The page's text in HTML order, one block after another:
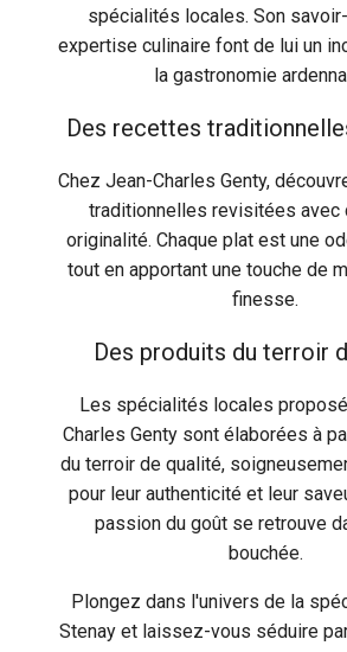
spécialités locales. Son
expertise culinaire font de lui un
la gastronomie
Des recettes
Chez Jean-Charles Genty,
traditionnelles revisitées avec
originalité. Chaque plat est une
tout en apportant une touche de
finesse.
Des produits du terroir
Les spécialités locales
Charles Genty sont élaborées à
du terroir de qualité,
pour leur authenticité et leur
passion du goût se retrouve
bouchée.
Plongez dans l'univers de la
Stenay et laissez-vous séduire